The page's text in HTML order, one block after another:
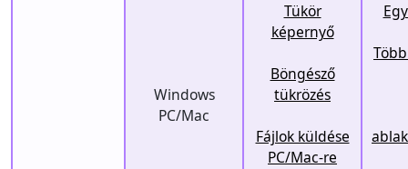
Windows
PC/Mac
Tükör
képernyő
Böngésző
tükrözés
Fájlok küldése
PC/Mac-re